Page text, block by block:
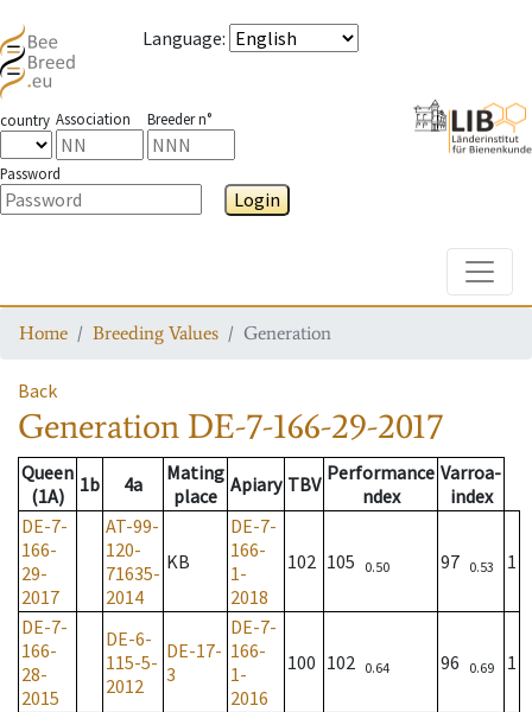
Language:
country Association Breeder n°
Password
Login
Home Breeding Values Generation
Back
Generation DE-7-166-29-2017
Queen
(1A)
1b 4a
Mating
place Apiary TBV Performance
ndex
Varroa-
index
DE-7-
166-
29-
2017
AT-99-
120-
71635-
2014
KB
DE-7-
166-
1-
2018
102 105 0.50 97 0.53 1
DE-7-
166-
28-
2015
DE-6-
115-5-
2012
DE-17-
3
DE-7-
166-
1-
2016
100 102 0.64 96 0.69 1